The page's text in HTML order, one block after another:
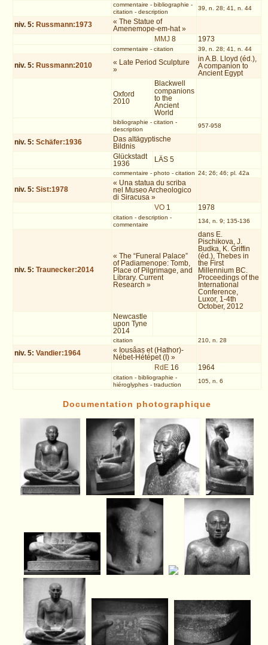
commentaire - bibliographie -
citation - description
39, n. 28; 41, n. 44
niv. 5: Russmann:1973
« The Statue of
Amenemope-em-hat »
MMJ 8 1973
commentaire - citation 39, n. 28; 41, n. 44
niv. 5: Russmann:2010
« Late Period Sculpture
»
in A.B. Lloyd (éd.),
A companion to
Ancient Egypt
Oxford
2010
Blackwell
companions
to the
Ancient
World
bibliographie - citation -
description
957-958
niv. 5:Schäfer:1936
Das altägyptische
Bildnis
Glückstadt
1936
LÄS 5
commentaire - photo- citation 24; 26; 46; pl. 42a
niv. 5:Sist:1978
« Una statua du scriba
nel Museo Archeologico
di Siracusa »
VO 1 1978
citation - description -
commentaire
134, n. 9; 135-136
niv. 5:Traunecker:2014
« The “Funeral Palace”
of Padiamenope: Tomb,
Place of Pilgrimage, and
Library. Current
Research »
dans E.
Pischikova, J.
Budka, K. Griffin
(éd.), Thebes in
the First
Millennium BC.
Proceedings of the
International
Conference,
Luxor, 1-4th
October, 2012
Newcastle
upon Tyne
2014
citation 210, n. 28
niv. 5:Vandier:1964
« Iousâas et (Hathor)-
Nébet-Hétépet (I) »
RdE 16 1964
citation - bibliographie -
hiéroglyphes- traduction
105, n. 6
Documentation photographique